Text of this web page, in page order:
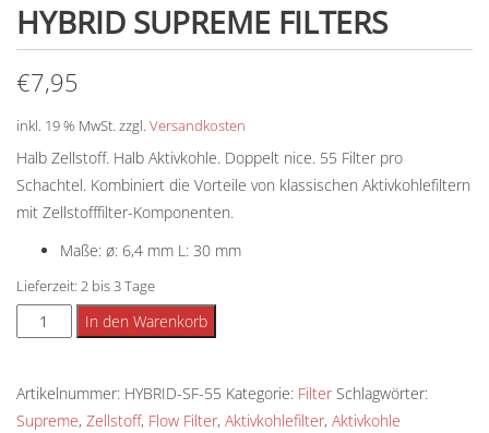
HYBRID SUPREME FILTERS
€7,95
inkl. 19 % MwSt. zzgl. Versandkosten
Halb Zellstoff. Halb Aktivkohle. Doppelt nice. 55 Filter pro
Schachtel. Kombiniert die Vorteile von klassischen Aktivkohlefiltern
mit Zellstofffilter-Komponenten.
Maße: ø: 6,4 mm L: 30 mm
Lieferzeit: 2 bis 3 Tage
Hybrid
Supreme
Menge
In den Warenkorb
Artikelnummer: HYBRID-SF-55 Kategorie: Filter Schlagwörter:
Supreme, Zellstoff, Flow Filter, Aktivkohlefilter, Aktivkohle